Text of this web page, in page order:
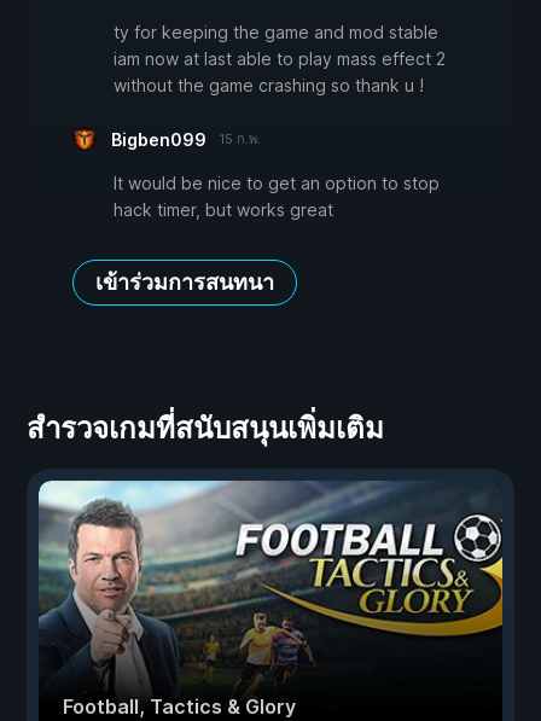
ty for keeping the game and mod stable
iam now at last able to play mass effect 2
without the game crashing so thank u !
Bigben099 15 ก.พ.
It would be nice to get an option to stop
hack timer, but works great
เข้าร่วมการสนทนา
สำรวจเกมที่สนับสนุนเพิ่มเติม
Football, Tactics & Glory